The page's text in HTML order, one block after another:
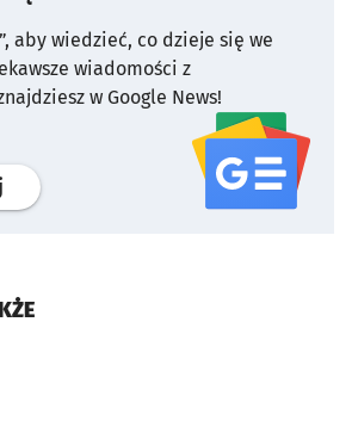
aby wiedzieć, co dzieje się we
wiadomości z
w Google News!
profil serwisu